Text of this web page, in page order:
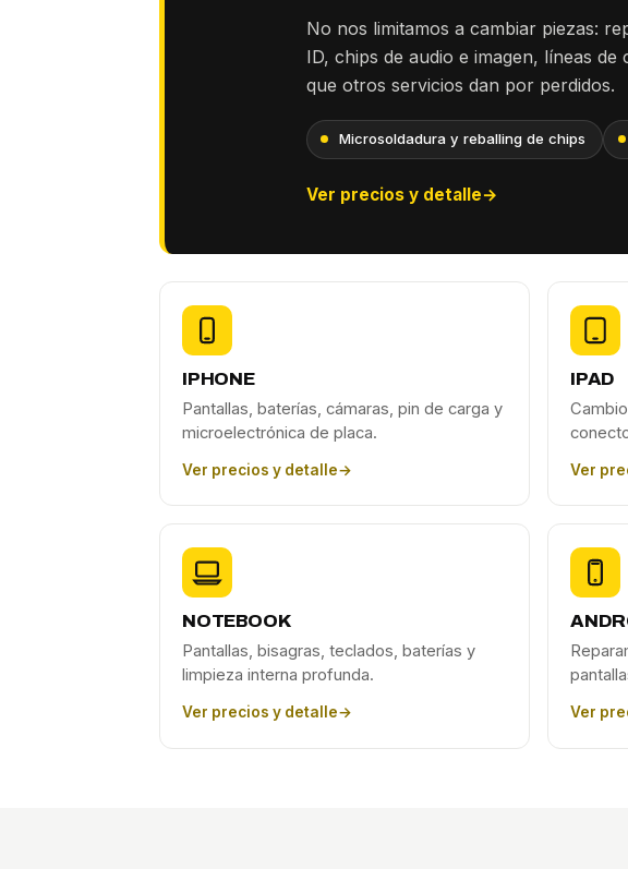
No nos limitamos a cambiar piezas:
ID, chips de audio e imagen, líneas
que otros servicios dan por perdidos.
Microsoldadura y reballing de chips
Ver precios y detalle→
IPHONE
Pantallas, baterías, cámaras, pin de carga y
microelectrónica de placa.
Ver precios y detalle→
IPAD
Ver
NOTEBOOK
Pantallas, bisagras, teclados, baterías y
limpieza interna profunda.
Ver precios y detalle→ Ver